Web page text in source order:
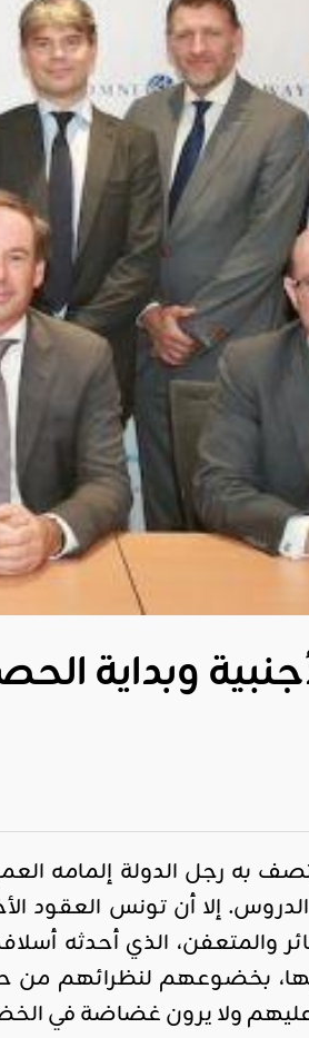
وبداية
به رجل الدولة إلمامه
إلا أن تونس العقود
والمتعفن، الذي أحدثه
بخضوعهم لنظرائهم من
ولا يرون غضاضة في